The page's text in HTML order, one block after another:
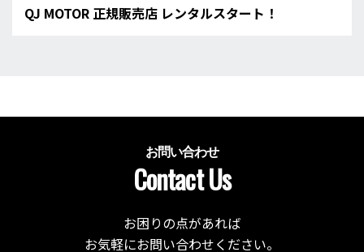
QJ MOTOR 正規販売店 レンタルスタート！
お問い合わせ
Contact Us
お困りの点があれば
お気軽にお問い合わせください。